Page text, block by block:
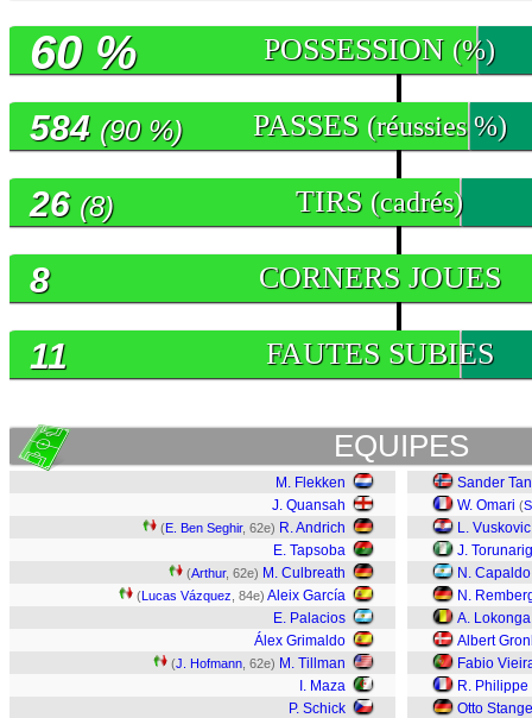
POSSESSION (%)
60 %
PASSES (réussies %)
584 (90 %)
TIRS (cadrés)
26 (8)
CORNERS JOUES
8
FAUTES SUBIES
11
EQUIPES
M. Flekken
J. Quansah
(E. Ben Seghir, 62e) R. Andrich
E. Tapsoba
(Arthur, 62e) M. Culbreath
(Lucas Vázquez , 84e) Aleix García
E. Palacios
Álex Grimaldo
(J. Hofmann , 62e) M. Tillman
I. Maza
P. Schick
Sander
W. Omari (
L. Vuskovic
J.
N. Capaldo
N.
A. Lokonga
Albert
Fabio
R. Philippe
Otto Stange